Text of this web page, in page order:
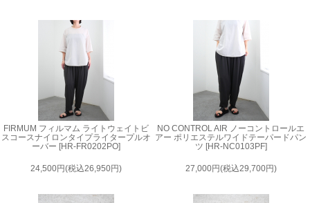
FIRMUM フィルマム ライトウェイトビ
スコースナイロンタイプライタープルオ
ーバー [HR-FR0202PO]
24,500円(税込26,950円)
NO CONTROL AIR ノーコントロールエ
アー ポリエステルワイドテーパードパン
ツ [HR-NC0103PF]
27,000円(税込29,700円)